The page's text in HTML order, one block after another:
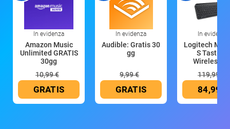
In evidenza
Amazon Music
Unlimited GRATIS
30gg
10,99 €
GRATIS
In evidenza
Audible: Gratis 30
gg
9,99 €
GRATIS
In evidenza
Logitech MX
S Tastiera
Wireless
119,99 €
84,99 €